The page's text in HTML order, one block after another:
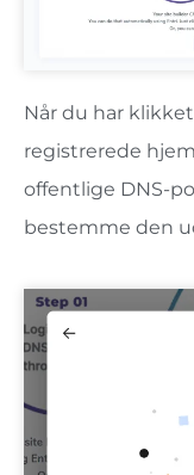
Når du har
registrerede
offentlige DNS-
bestemme den